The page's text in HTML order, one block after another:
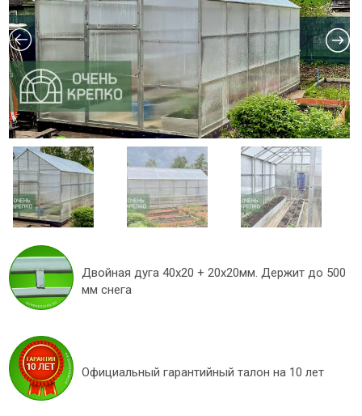
Двойная дуга 40х20 + 20х20мм. Держит до 500
мм снега
Официальный гарантийный талон на 10 лет